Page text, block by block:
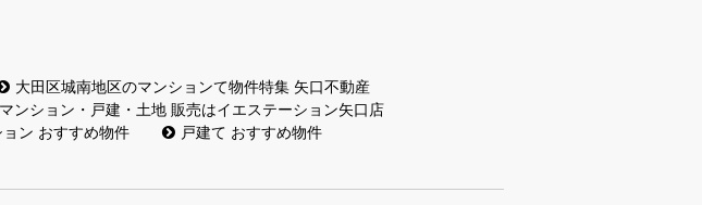
大田区城南地区のマンションて物件特集 矢口不動産
ンション・戸建・土地 販売はイエステーション矢口店
ョン おすすめ物件
戸建て おすすめ物件